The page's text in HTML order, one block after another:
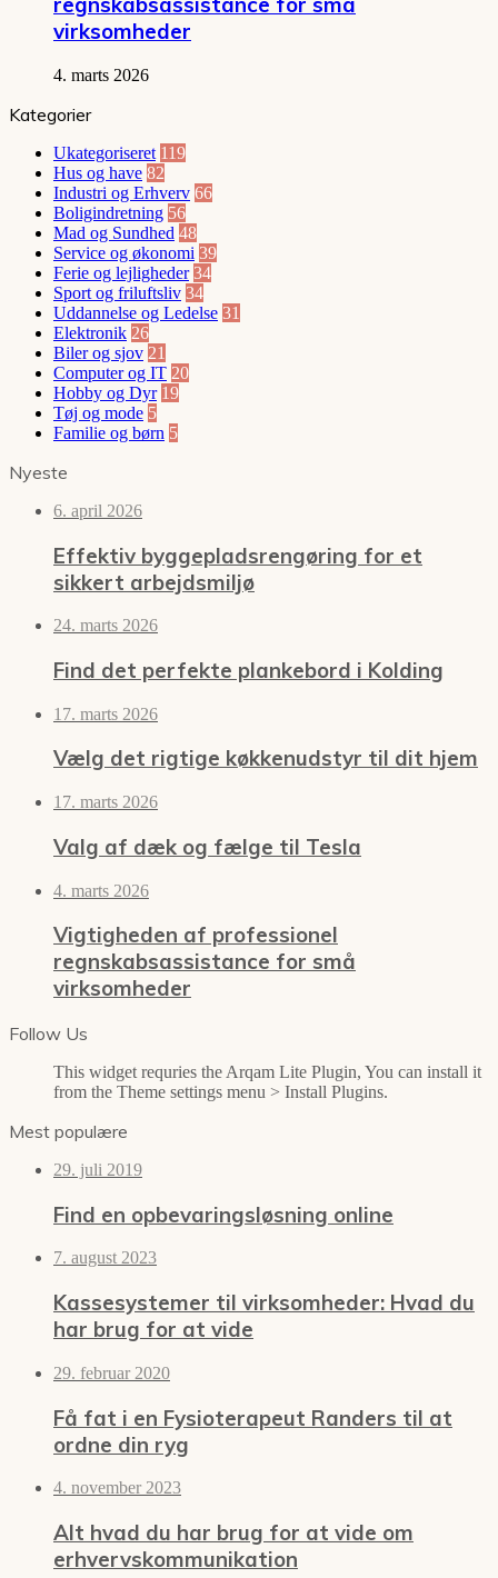
virksomheder
4. marts 2026
Kategorier
Ukategoriseret 119
Hus og have 82
Industri og Erhverv 66
Boligindretning 56
Mad og Sundhed 48
Service og økonomi 39
Ferie og lejligheder 34
Sport og friluftsliv 34
Uddannelse og Ledelse 31
Elektronik 26
Biler og sjov 21
Computer og IT 20
Hobby og Dyr 19
Tøj og mode 5
Familie og børn 5
Nyeste
6. april 2026
Effektiv byggepladsrengøring for et
sikkert arbejdsmiljø
24. marts 2026
Find det perfekte plankebord i Kolding
17. marts 2026
Vælg det rigtige køkkenudstyr til dit hjem
17. marts 2026
Valg af dæk og fælge til Tesla
4. marts 2026
Vigtigheden af professionel
regnskabsassistance for små
virksomheder
Follow Us
This widget requries the Arqam Lite Plugin, You can install it
from the Theme settings menu > Install Plugins.
Mest populære
29. juli 2019
Find en opbevaringsløsning online
7. august 2023
Kassesystemer til virksomheder: Hvad du
har brug for at vide
29. februar 2020
Få fat i en Fysioterapeut Randers til at
ordne din ryg
4. november 2023
Alt hvad du har brug for at vide om
erhvervskommunikation